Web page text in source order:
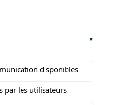
disponibles
par les utilisateurs